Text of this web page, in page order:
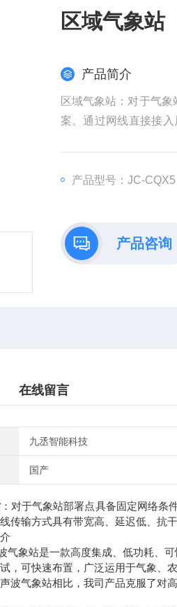
区域气象站
产品简介
区域气象站：对于气
案。通过网线直接接
产品型号：JC-CQX5
产品咨询
在线留言
九丞智能科技
国产
：对于气象站部署点具备固定网络条
传输方式具有带宽高、延迟低、抗
象站是一款高度集成、低功耗、可
可快速布置，广泛运用于气象、农
气象站相比，我司产品克服了对高